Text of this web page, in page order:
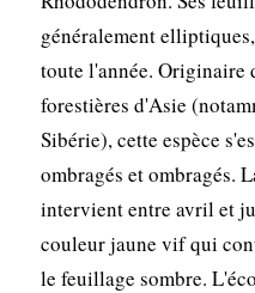
généralement
toute l'année. Originaire
forestières d'Asie
Sibérie), cette espèce
ombragés et ombragés.
intervient entre avril et
couleur jaune vif qui
le feuillage sombre.